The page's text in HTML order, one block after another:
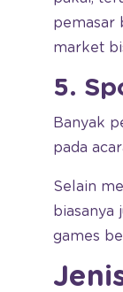
pemasar
market
5.
Banyak
pada
Selain
biasanya
games